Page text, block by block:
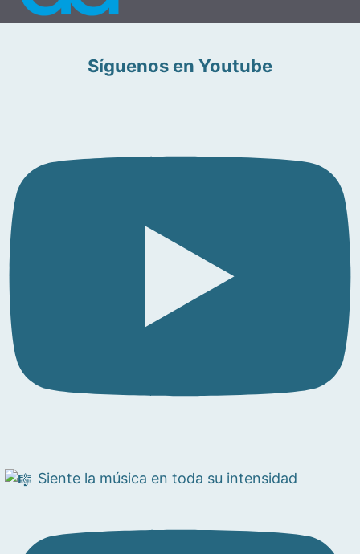
Síguenos en Youtube
Siente la música en toda su intensidad